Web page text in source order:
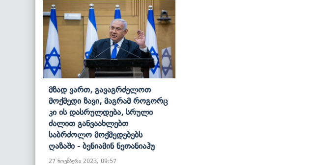
Მზად Ვართ, Გავაგრძელოთ
Მოქმედი Ზავი, Მაგრამ Როგორც
Კი Ის Დასრულდება, Სრული
Ძალით Განვაახლებთ
Საბრძოლო Მოქმედებებს
Ღაზაში - Ბენიამინ Ნეთანიაჰუ
27 ნოემბერი 2023, 09:57